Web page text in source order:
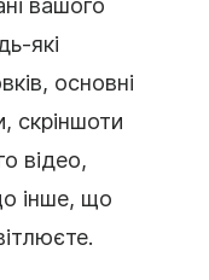
вашого
які
основні
скріншоти
відео,
інше, що